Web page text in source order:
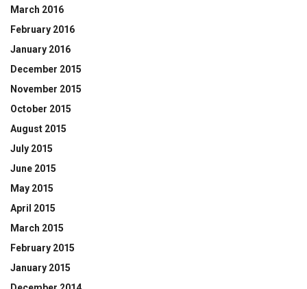
March 2016
February 2016
January 2016
December 2015
November 2015
October 2015
August 2015
July 2015
June 2015
May 2015
April 2015
March 2015
February 2015
January 2015